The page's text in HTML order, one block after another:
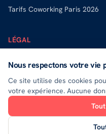
Tarifs Coworking Paris 2026
LÉGAL
Politique de confidentialité
Politique de cookies
Exercer mes droits (DPO)
Les marques et logos présentés
Nous respectons votre vie
Ce site utilise des cookies
votre expérience. Aucune